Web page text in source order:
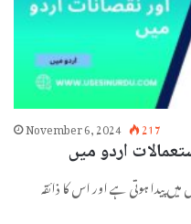
November 6, 2024 217
اردو میں
پیدا ہوتی ہے اور اس کا ذائقہ